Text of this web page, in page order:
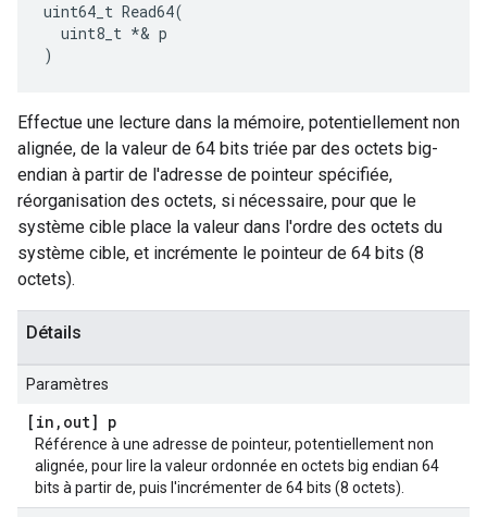
uint64_t Read64(
  uint8_t *& p
)
Effectue une lecture dans la mémoire, potentiellement non
alignée, de la valeur de 64 bits triée par des octets big-
endian à partir de l'adresse de pointeur spécifiée,
réorganisation des octets, si nécessaire, pour que le
système cible place la valeur dans l'ordre des octets du
système cible, et incrémente le pointeur de 64 bits (8
octets).
Détails
Paramètres
[in , out] p
Référence à une adresse de pointeur, potentiellement non
alignée, pour lire la valeur ordonnée en octets big endian 64
bits à partir de, puis l'incrémenter de 64 bits (8 octets).